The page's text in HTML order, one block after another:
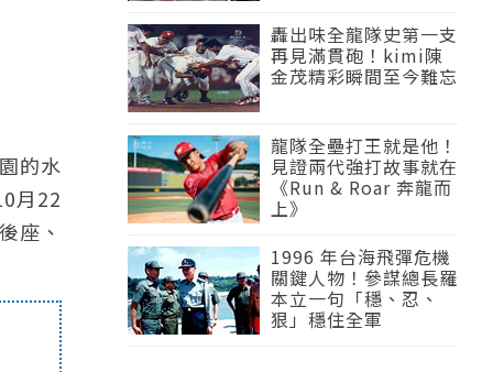
的水
月22
座、
轟出味全龍隊史第一支
再見滿貫砲！kimi陳
金茂精彩瞬間至今難忘
龍隊全壘打王就是他！
見證兩代強打故事就在
《Run & Roar 奔龍而
上》
1996 年台海飛彈危機
關鍵人物！參謀總長羅
本立一句「穩、忍、
狠」穩住全軍